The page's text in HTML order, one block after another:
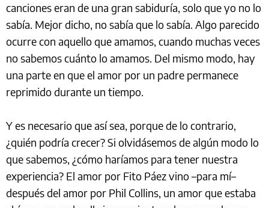
canciones eran de una gran sabiduría, solo que yo no lo
sabía. Mejor dicho, no sabía que lo sabía. Algo parecido
ocurre con aquello que amamos, cuando muchas veces
no sabemos cuánto lo amamos. Del mismo modo, hay
una parte en que el amor por un padre permanece
reprimido durante un tiempo.
Y es necesario que así sea, porque de lo contrario,
¿quién podría crecer? Si olvidásemos de algún modo lo
que sabemos, ¿cómo haríamos para tener nuestra
experiencia? El amor por Fito Páez vino –para mí–
después del amor por Phil Collins, un amor que estaba